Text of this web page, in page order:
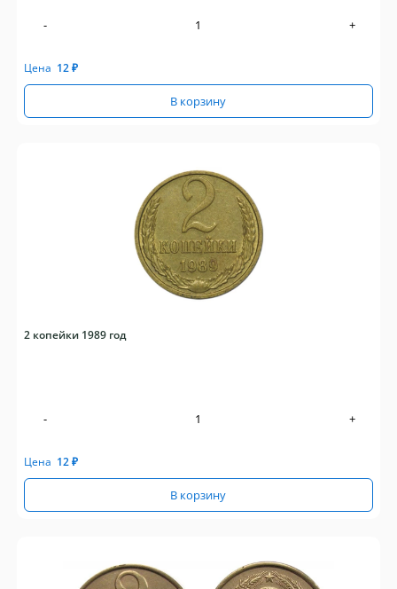
- +
Цена 12₽
В корзину
2 копейки 1989 год
- +
Цена 12₽
В корзину